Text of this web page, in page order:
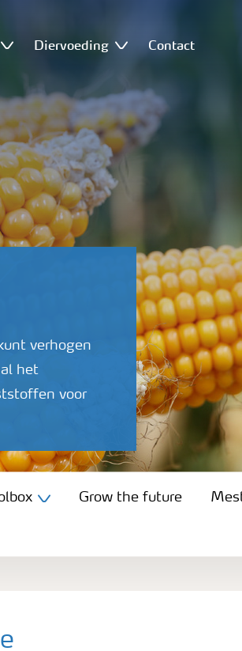
Diervoeding Contact
verhogen
het
voor
Grow the future